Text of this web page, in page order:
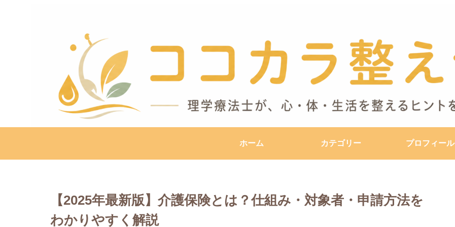
ホーム カテゴリー プロフィール
【2025年最新版】介護保険とは？仕組み・対象者・申請方法を
わかりやすく解説